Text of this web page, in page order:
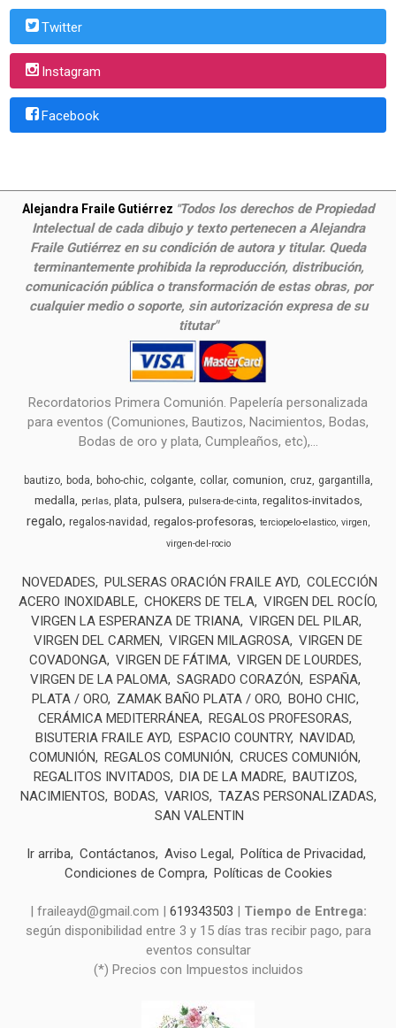
Twitter
Instagram
Facebook
Alejandra Fraile Gutiérrez "Todos los derechos de Propiedad
Intelectual de cada dibujo y texto pertenecen a Alejandra
Fraile Gutiérrez en su condición de autora y titular. Queda
terminantemente prohibida la reproducción, distribución,
comunicación pública o transformación de estas obras, por
cualquier medio o soporte, sin autorización expresa de su
titutar"
Recordatorios Primera Comunión. Papelería personalizada
para eventos (Comuniones, Bautizos, Nacimientos, Bodas,
Bodas de oro y plata, Cumpleaños, etc),...
bautizo boda boho-chic colgante collar comunion cruz gargantilla
medalla perlas plata pulsera pulsera-de-cinta regalitos-invitados
regalo regalos-navidad regalos-profesoras terciopelo-elastico virgen
virgen-del-rocio
NOVEDADES PULSERAS ORACIÓN FRAILE AYD COLECCIÓN
ACERO INOXIDABLE CHOKERS DE TELA VIRGEN DEL ROCÍO
VIRGEN LA ESPERANZA DE TRIANA VIRGEN DEL PILAR
VIRGEN DEL CARMEN
VIRGEN MILAGROSA VIRGEN DE
COVADONGA VIRGEN DE FÁTIMA VIRGEN DE LOURDES
VIRGEN DE LA PALOMA SAGRADO CORAZÓN
ESPAÑA
PLATA / ORO
ZAMAK BAÑO PLATA / ORO BOHO CHIC
CERÁMICA MEDITERRÁNEA REGALOS PROFESORAS
BISUTERIA FRAILE AYD ESPACIO COUNTRY NAVIDAD
COMUNIÓN
REGALOS COMUNIÓN
CRUCES COMUNIÓN
REGALITOS INVITADOS
DIA DE LA MADRE BAUTIZOS
NACIMIENTOS
BODAS VARIOS
TAZAS PERSONALIZADAS
SAN VALENTIN
Ir arriba Contáctanos Aviso Legal
Política de Privacidad
Condiciones de Compra Políticas de Cookies
| fraileayd@gmail.com | 619343503 | Tiempo de Entrega:
según disponibilidad entre 3 y 15 días tras recibir pago, para
eventos consultar
(*) Precios con Impuestos incluidos